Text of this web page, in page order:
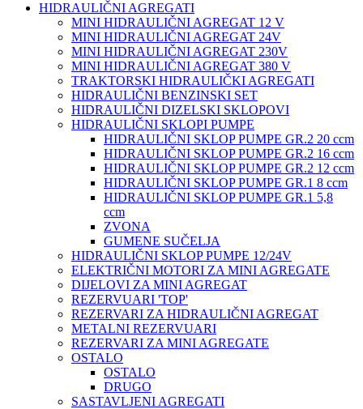
HIDRAULIČNI AGREGATI
MINI HIDRAULIČNI AGREGAT 12 V
MINI HIDRAULIČNI AGREGAT 24V
MINI HIDRAULIČNI AGREGAT 230V
MINI HIDRAULIČNI AGREGAT 380 V
TRAKTORSKI HIDRAULIČKI AGREGATI
HIDRAULIČNI BENZINSKI SET
HIDRAULIČNI DIZELSKI SKLOPOVI
HIDRAULIČNI SKLOPI PUMPE
HIDRAULIČNI SKLOP PUMPE GR.2 20 ccm
HIDRAULIČNI SKLOP PUMPE GR.2 16 ccm
HIDRAULIČNI SKLOP PUMPE GR.2 12 ccm
HIDRAULIČNI SKLOP PUMPE GR.1 8 ccm
HIDRAULIČNI SKLOP PUMPE GR.1 5,8
ccm
ZVONA
GUMENE SUČELJA
HIDRAULIČNI SKLOP PUMPE 12/24V
ELEKTRIČNI MOTORI ZA MINI AGREGATE
DIJELOVI ZA MINI AGREGAT
REZERVUARI 'TOP'
REZERVARI ZA HIDRAULIČNI AGREGAT
METALNI REZERVUARI
REZERVARI ZA MINI AGREGATE
OSTALO
OSTALO
DRUGO
SASTAVLJENI AGREGATI